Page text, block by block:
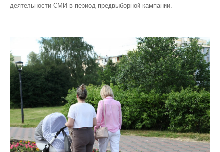
деятельности СМИ в период предвыборной кампании.